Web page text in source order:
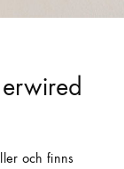
och finns